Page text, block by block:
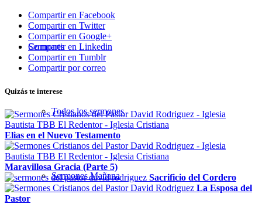
Sermones
Todos los sermones
Sermones Mañana
Compartir en Facebook
Compartir en Twitter
Compartir en Google+
Compartir en Linkedin
Compartir en Tumblr
Compartir por correo
Quizás te interese
Elias en el Nuevo Testamento
Maravillosa Gracia (Parte 5)
Sacrificio del Cordero
La Esposa del
Pastor